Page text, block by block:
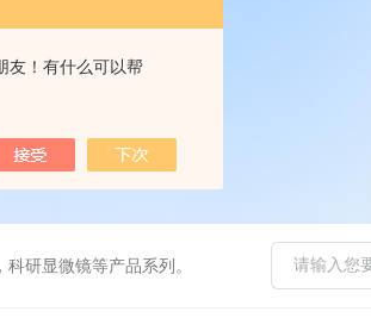
友！有什么可以帮
研显微镜等产品系列。